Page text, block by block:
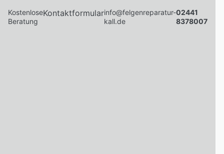
Kostenlose
Beratung
Kontaktformularinfo@felgenreparatur-
kall.de
02441
8378007